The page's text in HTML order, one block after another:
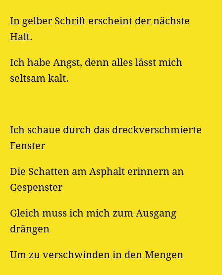
In gelber Schrift erscheint der nächste
Halt.
Ich habe Angst, denn alles lässt mich
seltsam kalt.
Ich schaue durch das dreckverschmierte
Fenster
Die Schatten am Asphalt erinnern an
Gespenster
Gleich muss ich mich zum Ausgang
drängen
Um zu verschwinden in den Mengen